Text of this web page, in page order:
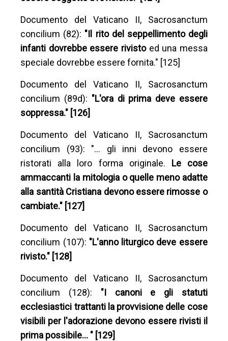
Documento del Vaticano II, Sacrosanctum
concilium (82): "Il rito del seppellimento degli
infanti dovrebbe essere rivisto ed una messa
speciale dovrebbe essere fornita." [125]
Documento del Vaticano II, Sacrosanctum
concilium (89d): "L'ora di prima deve essere
soppressa." [126]
Documento del Vaticano II, Sacrosanctum
concilium (93): "… gli inni devono essere
ristorati alla loro forma originale. Le cose
ammaccanti la mitologia o quelle meno adatte
alla santità Cristiana devono essere rimosse o
cambiate." [127]
Documento del Vaticano II, Sacrosanctum
concilium (107): "L'anno liturgico deve essere
rivisto." [128]
Documento del Vaticano II, Sacrosanctum
concilium (128): "I canoni e gli statuti
ecclesiastici trattanti la provvisione delle cose
visibili per l'adorazione devono essere rivisti il
prima possibile… " [129]